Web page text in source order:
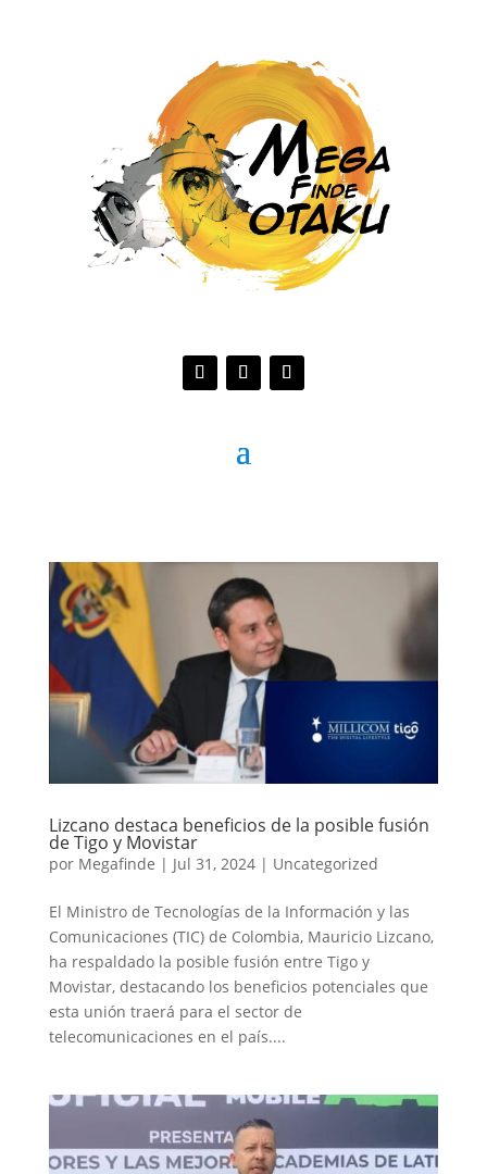
Lizcano destaca beneficios de la posible fusión
de Tigo y Movistar
por Megafinde | Jul 31, 2024| Uncategorized
El Ministro de Tecnologías de la Información y las
Comunicaciones (TIC) de Colombia, Mauricio Lizcano,
ha respaldado la posible fusión entre Tigo y
Movistar, destacando los beneficios potenciales que
esta unión traerá para el sector de
telecomunicaciones en el país....